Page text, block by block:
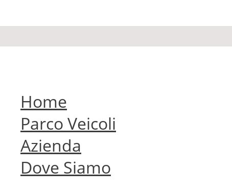
Home
Parco Veicoli
Azienda
Dove Siamo